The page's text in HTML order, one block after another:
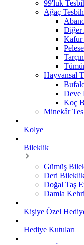
99'luk
Ağaç Tesbih
Diğer
Kafur
Hayvansal
Deve
Koç
Minekâr
Kolye
Bileklik
Gümüş
Deri
Doğal Taş
Damla
Kişiye Özel
Hediye Kutuları